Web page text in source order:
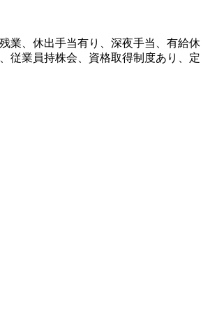
業、休出手当有り、深夜手当、有給休
従業員持株会、資格取得制度あり、定